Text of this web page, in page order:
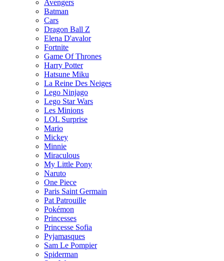
Avengers
Batman
Cars
Dragon Ball Z
Elena D'avalor
Fortnite
Game Of Thrones
Harry Potter
Hatsune Miku
La Reine Des Neiges
Lego Ninjago
Lego Star Wars
Les Minions
LOL Surprise
Mario
Mickey
Minnie
Miraculous
My Little Pony
Naruto
One Piece
Paris Saint Germain
Pat Patrouille
Pokémon
Princesses
Princesse Sofia
Pyjamasques
Sam Le Pompier
Spiderman